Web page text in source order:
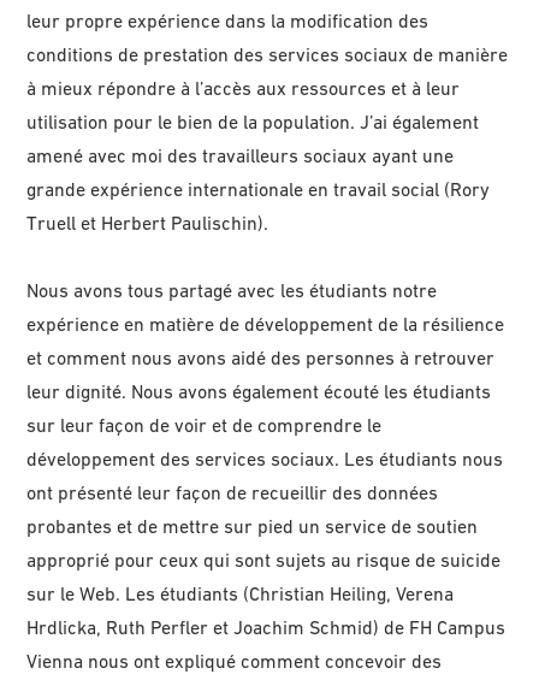
leur propre expérience dans la modification des
conditions de prestation des services sociaux de manière
à mieux répondre à l’accès aux ressources et à leur
utilisation pour le bien de la population. J’ai également
amené avec moi des travailleurs sociaux ayant une
grande expérience internationale en travail social (Rory
Truell et Herbert Paulischin).
Nous avons tous partagé avec les étudiants notre
expérience en matière de développement de la résilience
et comment nous avons aidé des personnes à retrouver
leur dignité. Nous avons également écouté les étudiants
sur leur façon de voir et de comprendre le
développement des services sociaux. Les étudiants nous
ont présenté leur façon de recueillir des données
probantes et de mettre sur pied un service de soutien
approprié pour ceux qui sont sujets au risque de suicide
sur le Web. Les étudiants (Christian Heiling, Verena
Hrdlicka, Ruth Perfler et Joachim Schmid) de FH Campus
Vienna nous ont expliqué comment concevoir des